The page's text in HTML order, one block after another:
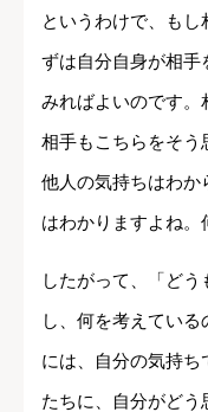
というわけで、もし
ずは自分自身が相手
みればよいのです。
相手もこちらをそう
他人の気持ちはわか
はわかりますよね。
したがって、「ど
し、何を考えてい
には、自分の気持ち
たちに、自分がど